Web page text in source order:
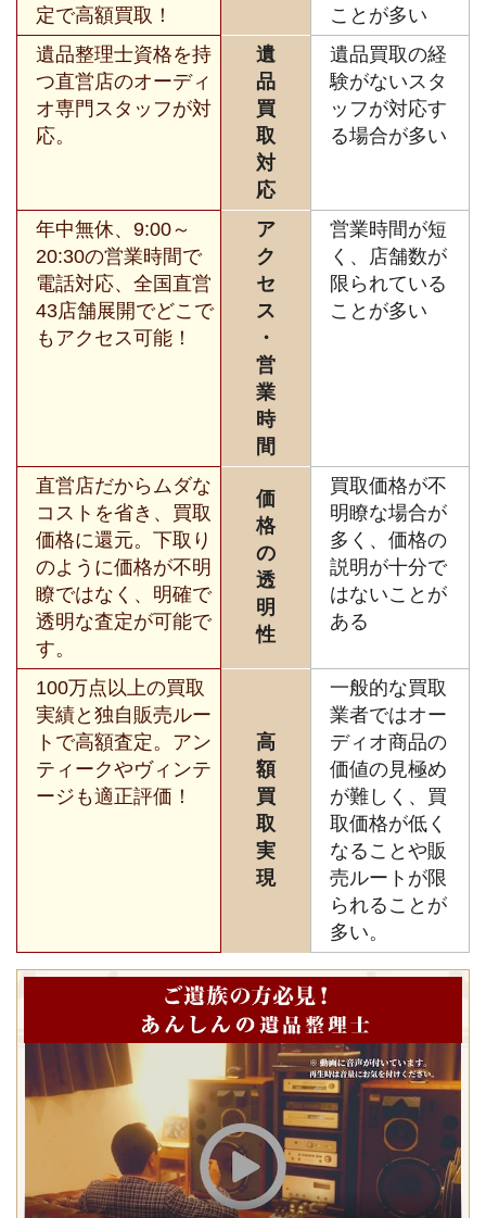
定で高額買取！
ことが多い
遺品整理士資格を持
つ直営店のオーディ
オ専門スタッフが対
応。
遺
品
買
取
対
応
遺品買取の経
験がないスタ
ッフが対応す
る場合が多い
年中無休、9:00～
20:30の営業時間で
電話対応、全国直営
43店舗展開でどこで
もアクセス可能！
ア
ク
セ
ス
・
営
業
時
間
営業時間が短
く、店舗数が
限られている
ことが多い
直営店だからムダな
コストを省き、買取
価格に還元。下取り
のように価格が不明
瞭ではなく、明確で
透明な査定が可能で
す。
価
格
の
透
明
性
買取価格が不
明瞭な場合が
多く、価格の
説明が十分で
はないことが
ある
100万点以上の買取
実績と独自販売ルー
トで高額査定。アン
ティークやヴィンテ
ージも適正評価！
高
額
買
取
実
現
一般的な買取
業者ではオー
ディオ商品の
価値の見極め
が難しく、買
取価格が低く
なることや販
売ルートが限
られることが
多い。